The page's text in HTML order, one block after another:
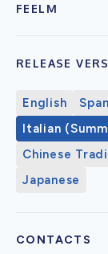
FEELM
RELEASE
English
Italian
Chinese
Japanese
CONTACTS